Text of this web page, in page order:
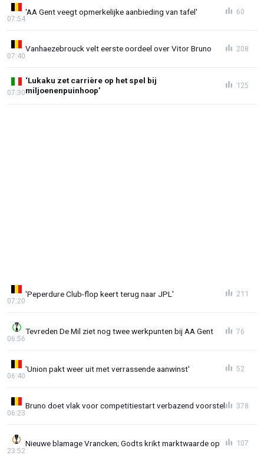
'AA Gent veegt opmerkelijke aanbieding van tafel'
07:54
60
Vanhaezebrouck velt eerste oordeel over Vitor Bruno
07:40
208
‘Lukaku zet carrière op het spel bij
miljoenenpuinhoop’
07:30
125
'Peperdure Club-flop keert terug naar JPL'
07:20
211
Tevreden De Mil ziet nog twee werkpunten bij AA Gent
06:56
76
'Union pakt weer uit met verrassende aanwinst'
06:40
52
Bruno doet vlak voor competitiestart verbazend voorstel
06:23
378
Nieuwe blamage Vrancken; Godts krikt marktwaarde op
23:52
107